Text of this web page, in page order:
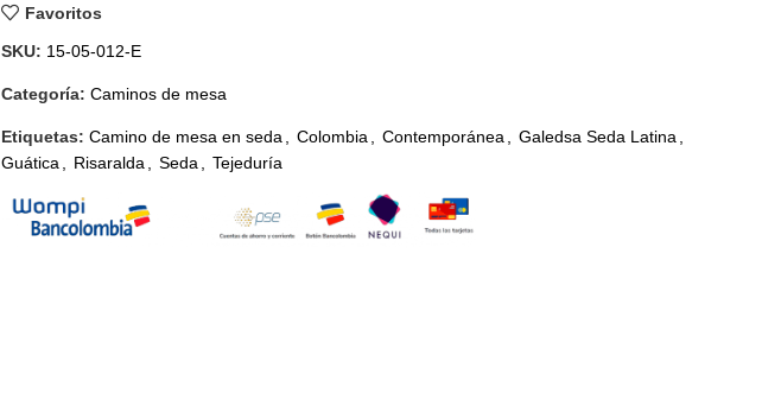
Favoritos
SKU: 15-05-012-E
Categoría: Caminos de mesa
Etiquetas: Camino de mesa en seda Colombia Contemporánea Galedsa Seda Latina
Guática
Risaralda Seda Tejeduría